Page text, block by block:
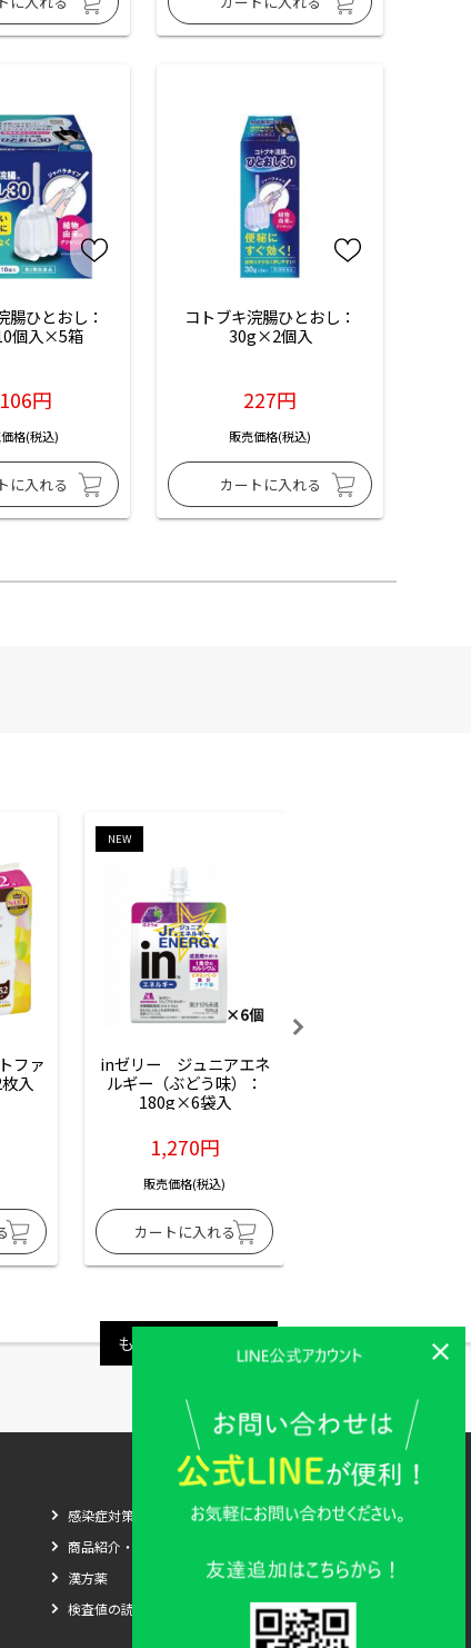
腸ひとおし：
個入×5箱
円
格(税込)
コトブキ浣腸ひとおし：
30g×2個入
227円
販売価格(税込)
ファ
入
NEW
inゼリー　ジュニアエネ
ルギー（ぶどう味）：
180g×6袋入
1,270円
販売価格(税込)
もっと見る
感染症対策
商品紹介・比較
漢方薬
検査値の読み方